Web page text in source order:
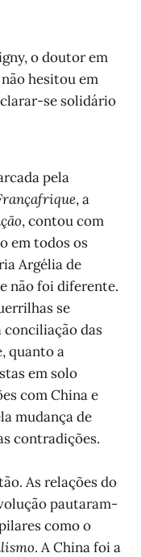
o doutor em
hesitou em
se solidário
pela
, a
, contou com
em todos os
Argélia de
não foi diferente.
se
das
quanto a
em solo
com China e
mudança de
contradições.
As relações do
pautaram-
como o
. A China foi a